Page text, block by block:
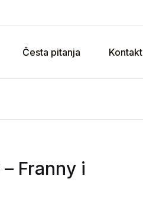
Česta pitanja Kontakt
– Franny i